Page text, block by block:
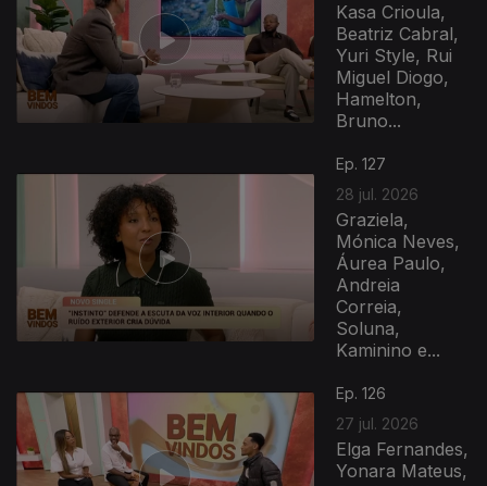
Kasa Crioula,
Beatriz Cabral,
Yuri Style, Rui
Miguel Diogo,
Hamelton,
Bruno...
Ep. 127
28 jul. 2026
Graziela,
Mónica Neves,
Áurea Paulo,
Andreia
Correia,
Soluna,
Kaminino e...
Ep. 126
27 jul. 2026
Elga Fernandes,
Yonara Mateus,